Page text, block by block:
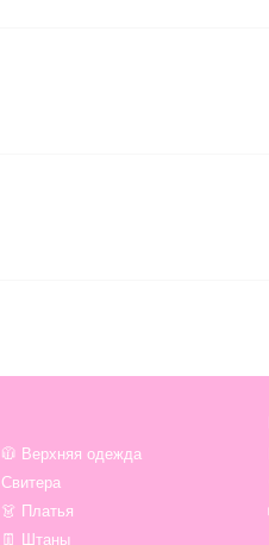
🧥 Верхняя одежда
Свитера
👗 Платья
👖 Штаны